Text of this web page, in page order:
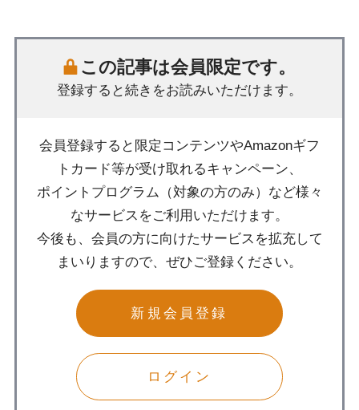
この記事は会員限定です。
登録すると続きをお読みいただけます。
会員登録すると限定コンテンツやAmazonギフ
トカード等が受け取れるキャンペーン、
ポイントプログラム（対象の方のみ）など様々
なサービスをご利用いただけます。
今後も、会員の方に向けたサービスを拡充して
まいりますので、ぜひご登録ください。
新規会員登録
ログイン